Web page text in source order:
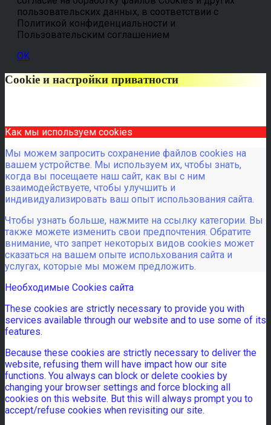
пользовательских данных, в соответствии с
Политикой конфиденциальности и
Пользовательским соглашением
OK
Cookie и настройки приватности
Как мы используем cookies
Мы можем запросить сохранение файлов cookies на
вашем устройстве. Мы используем их, чтобы знать,
когда вы посещаете наш сайт, как вы с ним
взаимодействуете, чтобы улучшить и
индивидуализировать ваш опыт использования сайта.
Чтобы узнать больше, нажмите на ссылку категории. Вы
также можете изменить свои предпочтения. Обратите
внимание, что запрет некоторых видов cookies может
сказаться на вашем опыте испольхования сайта и
услугах, которые мы можем предложить.
Необходимые Cookies сайта
These cookies are strictly necessary to provide you with
services available through our website and to use some of its
features.
Because these cookies are strictly necessary to deliver the
website, refusing them will have impact how our site
functions. You always can block or delete cookies by
changing your browser settings and force blocking all
cookies on this website. But this will always prompt you to
accept/refuse cookies when revisiting our site.